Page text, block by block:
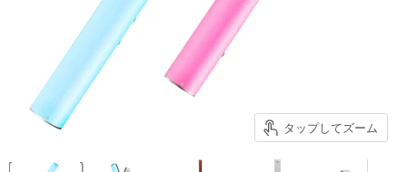
タップしてズーム